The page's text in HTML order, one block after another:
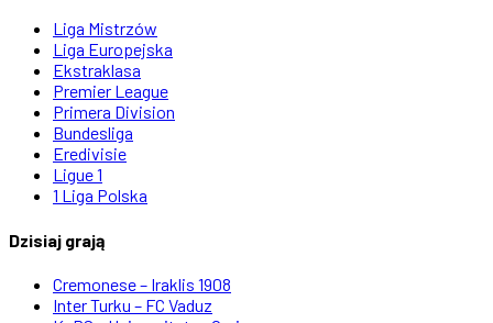
Liga Mistrzów
Liga Europejska
Ekstraklasa
Premier League
Primera Division
Bundesliga
Eredivisie
Ligue 1
1 Liga Polska
Dzisiaj grają
Cremonese – Iraklis 1908
Inter Turku – FC Vaduz